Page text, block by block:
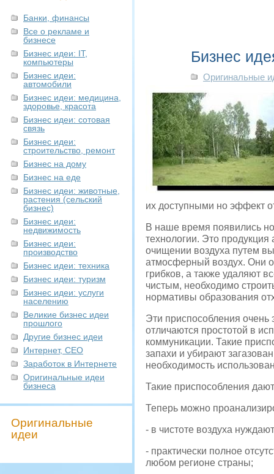
Банки, финансы
Все о рекламе и
бизнесе
Бизнес идеи: IT,
компьютеры
Бизнес идеи:
автомобили
Бизнес идеи: медицина,
здоровье, красота
Бизнес идеи: сотовая
связь
Бизнес идеи:
строительство, ремонт
Бизнес на дому
Бизнес на еде
Бизнес идеи: животные,
растения (сельский
бизнес)
Бизнес идеи:
недвижимость
Бизнес идеи:
производство
Бизнес идеи: техника
Бизнес идеи: туризм
Бизнес идеи: услуги
населению
Великие бизнес идеи
прошлого
Другие бизнес идеи
Интернет, СЕО
Заработок в Интернете
Оригинальные идеи
бизнеса
Оригинальные
идеи
Бизнес
Оригинальные
их доступными но эффект
В наше время появились
технологии. Это
очищении воздуха путем
атмосферный воздух. Они
грибков, а также удаляют
чистым, необходимо
нормативы образования
Эти приспособления
отличаются простотой в
коммуникации. Такие
запахи и убирают
необходимость
Такие приспособления
Теперь можно
- в чистоте воздуха
- практически полное
любом регионе страны;